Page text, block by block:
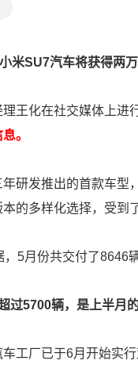
米SU7汽车将获得两
王化在社交媒体上进
。
研发推出的首款车型
的多样化选择，受到
5月份共交付了8646
过5700辆，是上半月
工厂已于6月开始实